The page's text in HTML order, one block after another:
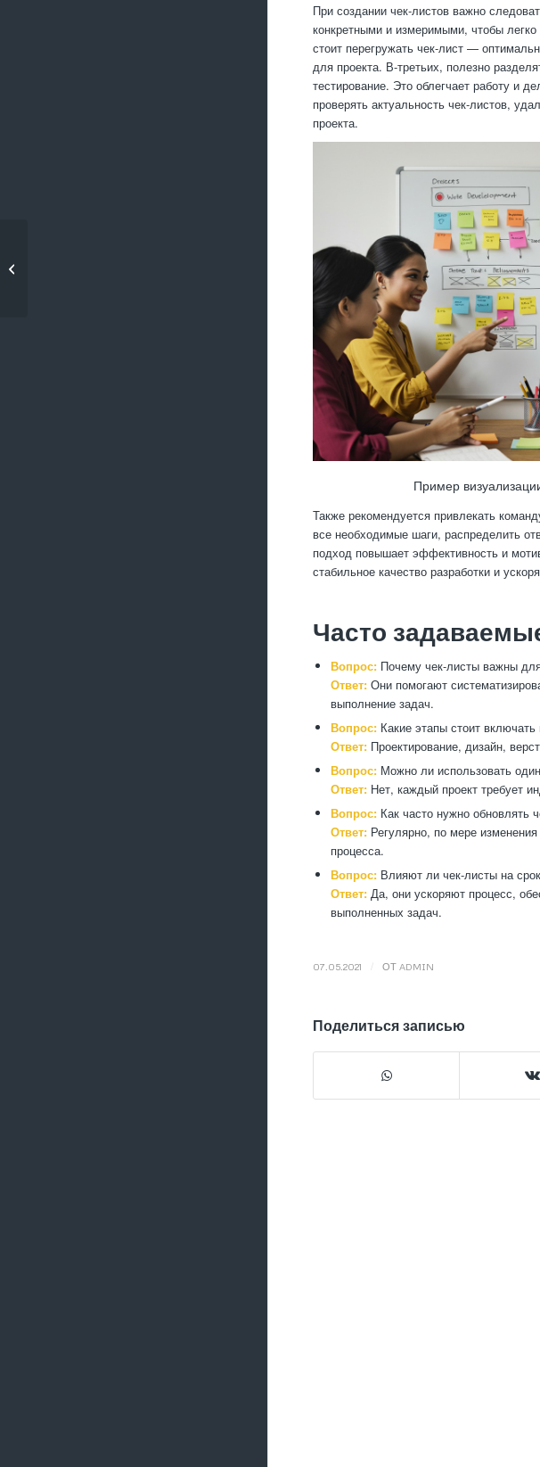
При создании чек-листов важно
конкретными и измеримыми, чтобы
стоит перегружать чек-лист —
для проекта. В-третьих, полезно
тестирование. Это облегчает работу и
проверять актуальность чек-листов,
проекта.
Пример
Также рекомендуется привлекать
все необходимые шаги, распределить
подход повышает эффективность и
стабильное качество разработки и
Часто
Вопрос: Почему чек-листы важны
Ответ: Они помогают
выполнение задач.
Вопрос: Какие этапы стоит включать
Ответ: Проектирование, дизайн,
Вопрос: Можно ли использовать
Ответ: Нет, каждый проект требует
Вопрос: Как часто нужно обновлять
Ответ: Регулярно, по мере
процесса.
Вопрос: Влияют ли чек-листы на
Ответ: Да, они ускоряют процесс,
выполненных задач.
07.05.2021 ОТ ADMIN
Поделиться записью